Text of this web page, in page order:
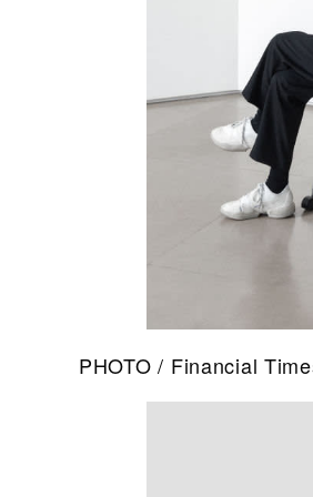
PHOTO / Financial